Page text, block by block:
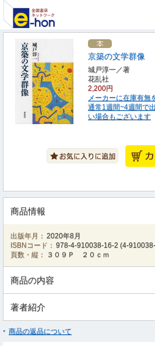
京築の文学群像
城戸淳一／著
花乱社
2,200円
メーカーに在庫有無
通常1週間~4週間で
い場合もございます
商品情報
出版年月： 2020年8月
ISBNコード： 978-4-910038-16-2 (4-
頁数・縦：
３０９Ｐ ２０ｃｍ
商品の内容
著者紹介
商品の返品について